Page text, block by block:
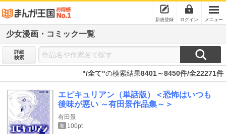
新規登録 ログイン メニュー
少女漫画・コミック一覧
詳細
検索
"/全て"の検索結果8401～8450件/全22271件
エピキュリアン（単話版）＜恐怖はいつも
後味が悪い ～有田景作品集～＞
有田景
巻 100pt